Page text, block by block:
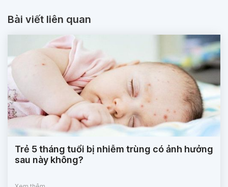
Bài viết liên quan
Trẻ 5 tháng tuổi bị nhiễm trùng có ảnh hưởng
sau này không?